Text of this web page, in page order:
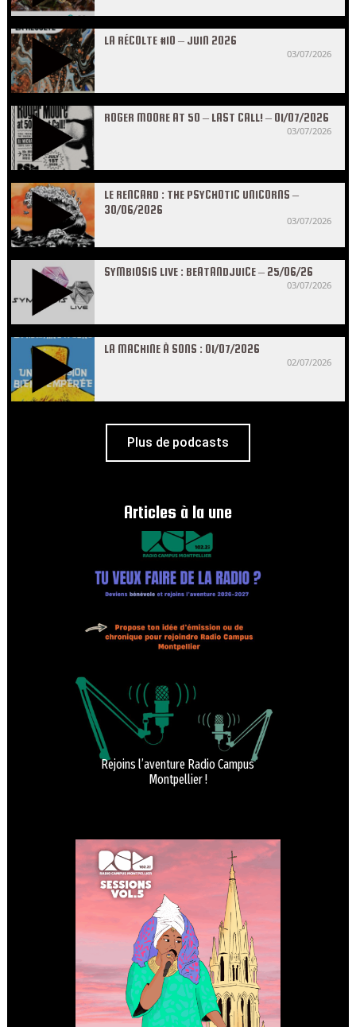
LA RÉCOLTE #10 – JUIN 2026
03/07/2026
ROGER MOORE AT 50 – LAST CALL! – 01/07/2026
03/07/2026
LE RENCARD : THE PSYCHOTIC UNICORNS –
30/06/2026
03/07/2026
SYMBIOSIS LIVE : BEATANDJUICE – 25/06/26
03/07/2026
LA MACHINE À SONS : 01/07/2026
02/07/2026
Plus de podcasts
Articles à la une
Rejoins l’aventure Radio Campus
Montpellier !